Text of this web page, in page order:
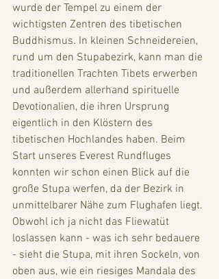
wurde der Tempel zu einem der
wichtigsten Zentren des tibetischen
Buddhismus. In kleinen Schneidereien,
rund um den Stupabezirk, kann man die
traditionellen Trachten Tibets erwerben
und außerdem allerhand spirituelle
Devotionalien, die ihren Ursprung
eigentlich in den Klöstern des
tibetischen Hochlandes haben. Beim
Start unseres Everest Rundfluges
konnten wir schon einen Blick auf die
große Stupa werfen, da der Bezirk in
unmittelbarer Nähe zum Flughafen liegt.
Obwohl ich ja nicht das Fliewatüt
loslassen kann - was ich sehr bedauere
- sieht die Stupa, mit ihren Sockeln, von
oben aus, wie ein riesiges Mandala des